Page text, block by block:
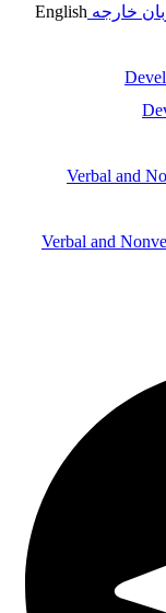
خارجه English
Verbal and